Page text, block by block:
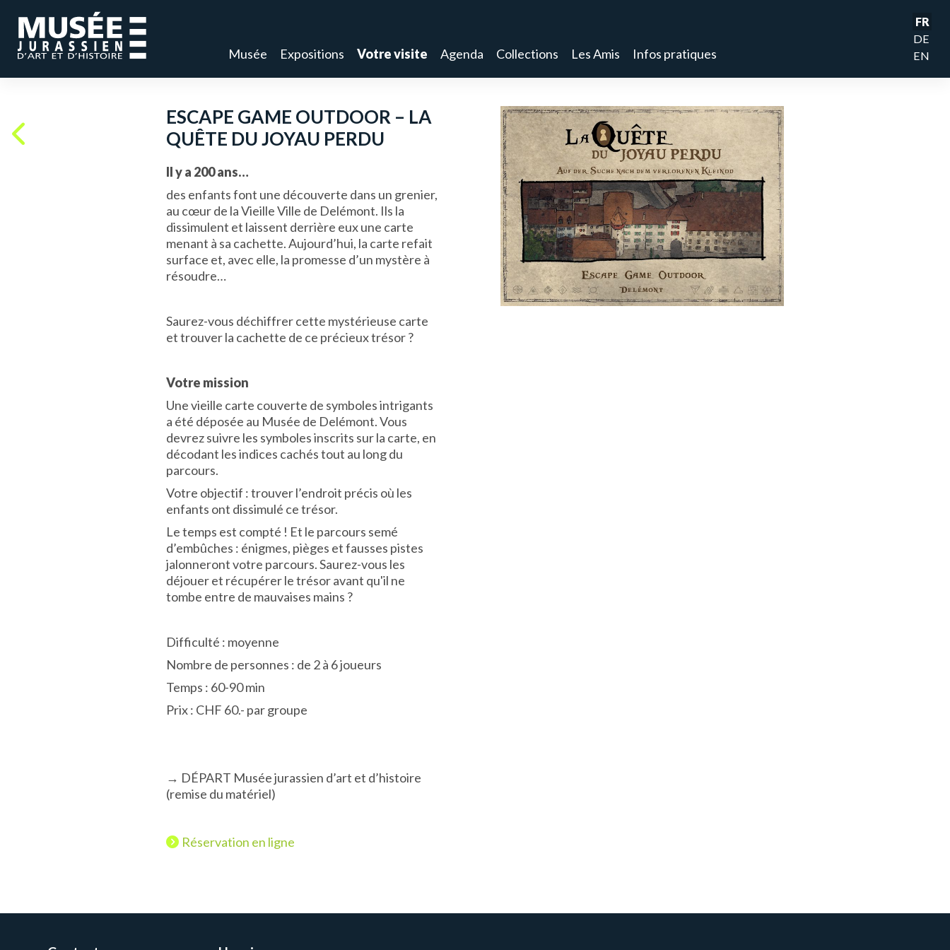
Musée Expositions Votre visite Agenda Collections Les Amis Infos pratiques
FR
DE
EN
ESCAPE GAME OUTDOOR – LA
QUÊTE DU JOYAU PERDU
Il y a 200 ans…
des enfants font une découverte dans un grenier,
au cœur de la Vieille Ville de Delémont. Ils la
dissimulent et laissent derrière eux une carte
menant à sa cachette.Aujourd’hui, la carte refait
surface et, avec elle, la promesse d’un mystère à
résoudre…
Saurez-vous déchiffrer cette mystérieuse carte
et trouver la cachette de ce précieux trésor ?
Votre mission
Une vieille carte couverte de symboles intrigants
a été déposée au Musée de Delémont. Vous
devrez suivre les symboles inscrits sur la carte, en
décodant les indices cachés tout au long du
parcours.
Votre objectif : trouver l’endroit précis où les
enfants ont dissimulé ce trésor.
Le temps est compté ! Et le parcours semé
d’embûches : énigmes, pièges et fausses pistes
jalonneront votre parcours. Saurez-vous les
déjouer et récupérer le trésor avant qu'il ne
tombe entre de mauvaises mains ?
Difficulté : moyenne
Nombre de personnes : de 2 à 6 joueurs
Temps : 60-90 min
Prix : CHF 60.- par groupe
→ DÉPART Musée jurassien d’art et d’histoire
(remise du matériel)
Réservation en ligne